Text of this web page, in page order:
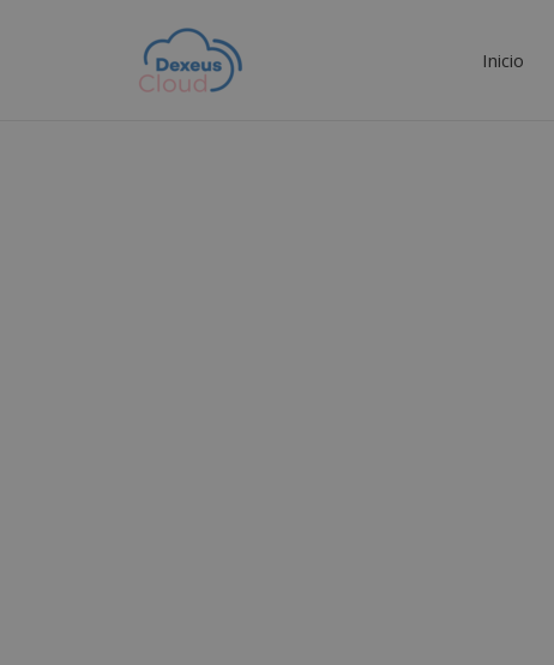
Inicio